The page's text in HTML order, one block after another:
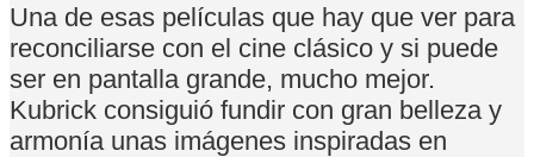
Una de esas películas que hay que ver para
reconciliarse con el cine clásico y si puede
ser en pantalla grande, mucho mejor.
Kubrick consiguió fundir con gran belleza y
armonía unas imágenes inspiradas en